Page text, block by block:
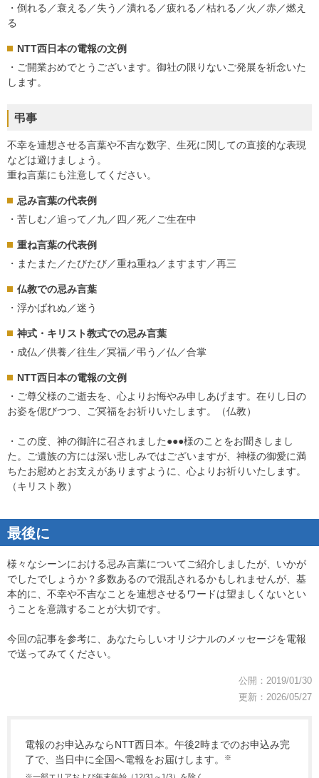
・倒れる／衰える／失う／潰れる／疲れる／枯れる／火／赤／燃え
る
NTT西日本の電報の文例
・ご開業おめでとうございます。御社の限りないご発展を祈念いた
します。
弔事
不幸を連想させる言葉や不吉な数字、生死に関しての直接的な表現
などは避けましょう。
重ね言葉にも注意してください。
忌み言葉の代表例
・苦しむ／追って／九／四／死／ご生在中
重ね言葉の代表例
・またまた／たびたび／重ね重ね／ますます／再三
仏教での忌み言葉
・浮かばれぬ／迷う
神式・キリスト教式での忌み言葉
・成仏／供養／往生／冥福／弔う／仏／合掌
NTT西日本の電報の文例
・ご尊父様のご逝去を、心よりお悔やみ申しあげます。在りし日の
お姿を偲びつつ、ご冥福をお祈りいたします。（仏教）
・この度、神の御許に召されました●●●様のことをお聞きしまし
た。ご遺族の方には深い悲しみではございますが、神様の御愛に満
ちたお慰めとお支えがありますように、心よりお祈りいたします。
（キリスト教）
最後に
様々なシーンにおける忌み言葉についてご紹介しましたが、いかが
でしたでしょうか？多数あるので混乱されるかもしれませんが、基
本的に、不幸や不吉なことを連想させるワードは望ましくないとい
うことを意識することが大切です。
今回の記事を参考に、あなたらしいオリジナルのメッセージを電報
で送ってみてください。
公開： 2019/01/30
更新： 2026/05/27
電報のお申込みならNTT西日本。午後2時までのお申込み完
了で、当日中に全国へ電報をお届けします。
※